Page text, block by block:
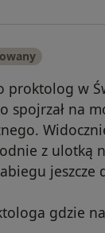
proktolog w
spojrzał na
z ulotką
jeszcze
gdzie